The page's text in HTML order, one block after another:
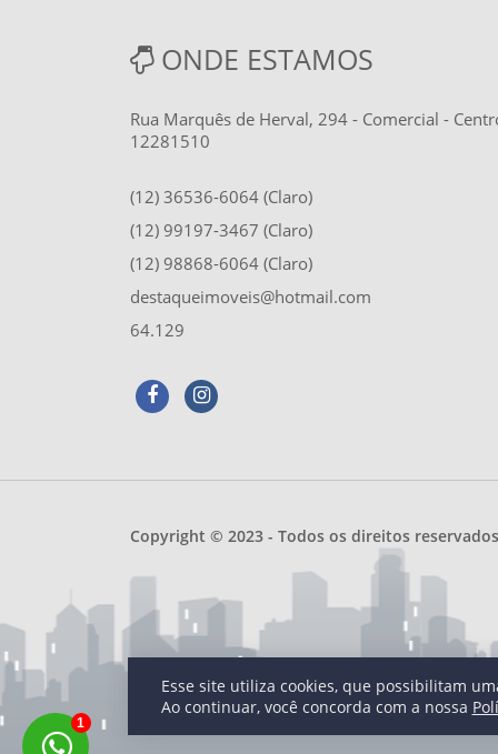
Esse site utiliza cookies, que possibilitam
Ao continuar, você concorda com a nossa
ONDE ESTAMOS
Rua Marquês de Herval, 294 - Comercial -
12281510
(12) 36536-6064 (Claro)
(12) 99197-3467 (Claro)
(12) 98868-6064 (Claro)
destaqueimoveis@hotmail.com
64.129
Copyright © 2023 - Todos os direitos reservados
1